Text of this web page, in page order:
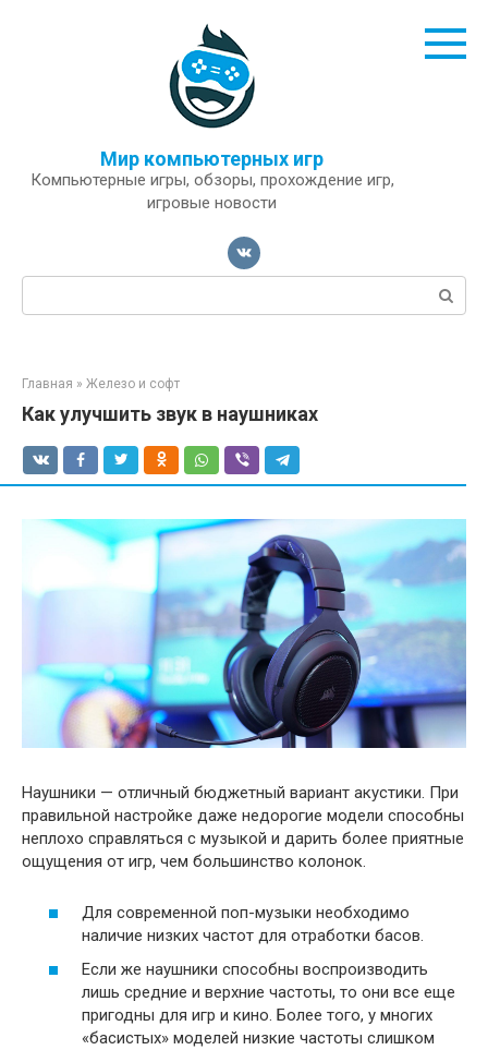
Мир компьютерных игр
Компьютерные игры, обзоры, прохождение игр,
игровые новости
Поиск:
Главная » Железо и софт
Как улучшить звук в наушниках
Наушники — отличный бюджетный вариант акустики. При
правильной настройке даже недорогие модели способны
неплохо справляться с музыкой и дарить более приятные
ощущения от игр, чем большинство колонок.
Для современной поп-музыки необходимо
наличие низких частот для отработки басов.
Если же наушники способны воспроизводить
лишь средние и верхние частоты, то они все еще
пригодны для игр и кино. Более того, у многих
«басистых» моделей низкие частоты слишком